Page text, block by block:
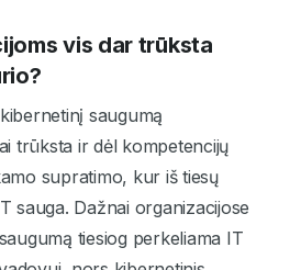
vis dar trūksta
saugumą
trūksta ir dėl kompetencijų
supratimo, kur iš tiesų
sauga. Dažnai organizacijose
tiesiog perkeliama IT